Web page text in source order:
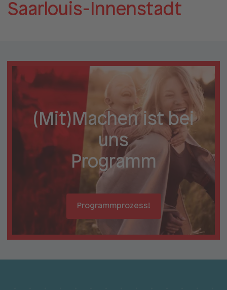
Saarlouis-Innenstadt
(Mit)Machen ist bei
uns
Programm
Programmprozess!